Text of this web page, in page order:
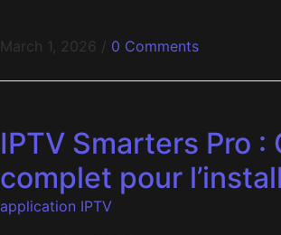
March 1, 2026 / 0 Comments
IPTV Smarters Pro :
complet pour
application IPTV